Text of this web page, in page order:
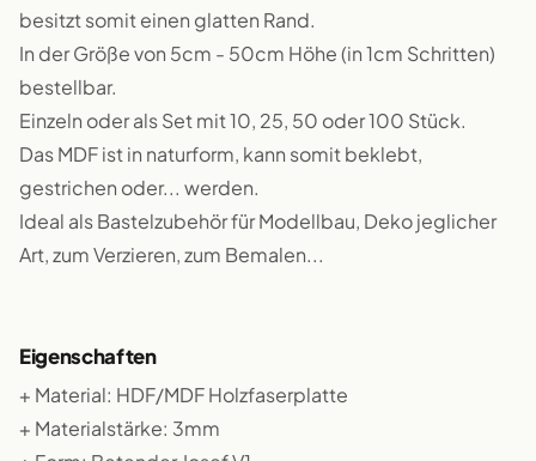
besitzt somit einen glatten Rand.
In der Größe von 5cm - 50cm Höhe (in 1cm Schritten)
bestellbar.
Einzeln oder als Set mit 10, 25, 50 oder 100 Stück.
Das MDF ist in naturform, kann somit beklebt,
gestrichen oder... werden.
Ideal als Bastelzubehör für Modellbau, Deko jeglicher
Art, zum Verzieren, zum Bemalen...
Eigenschaften
+ Material: HDF/MDF Holzfaserplatte
+ Materialstärke: 3mm